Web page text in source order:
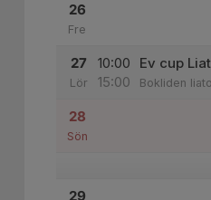
26
Fre
27
Lör
10:00
15:00
Ev cup
Bokliden
28
Sön
29